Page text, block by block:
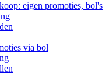
eigen promoties, bol's
via bol